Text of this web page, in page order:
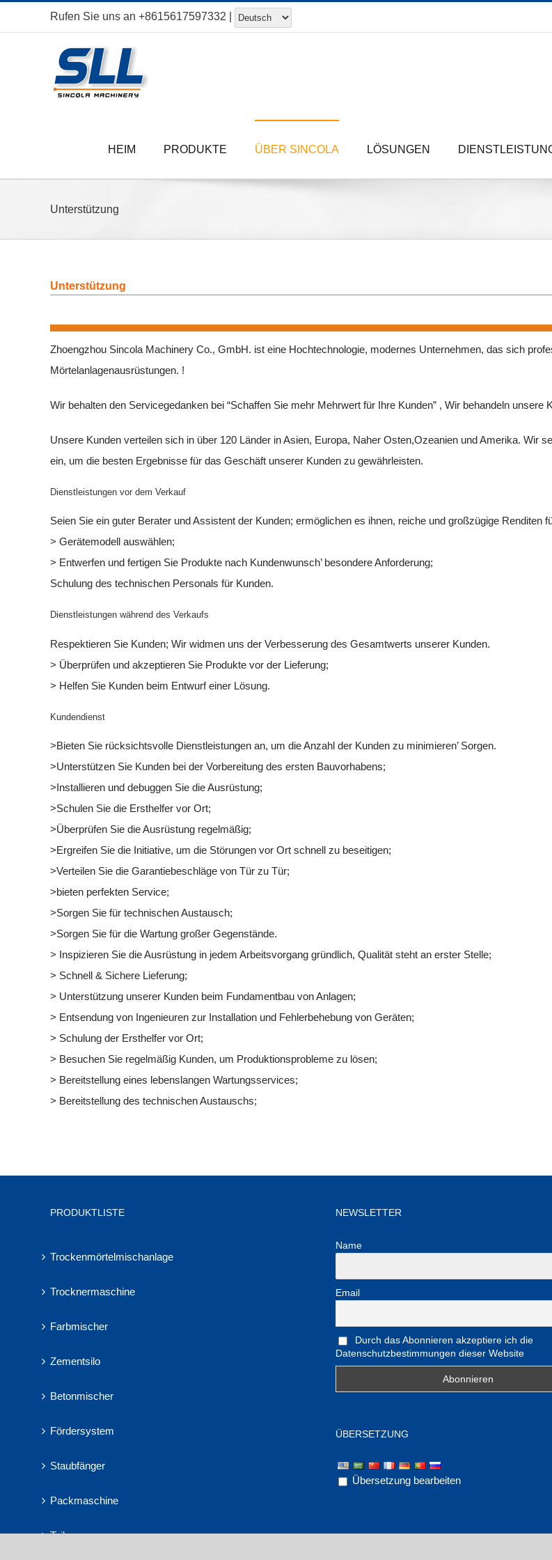
Inhalt
Rufen Sie uns an +8615617597332
HEIM PRODUKTE ÜBER SINCOLA LÖSUNGEN
Unterstützung
Unterstützung
Zhoengzhou Sincola Machinery Co., GmbH. ist eine Hochtechnologie, modernes Unternehmen, das sich
Mörtelanlagenausrüstungen. !
Wir behalten den Servicegedanken bei “Schaffen Sie mehr Mehrwert für Ihre Kunden” , Wir behandeln
Unsere Kunden verteilen sich in über 120 Länder in Asien, Europa, Naher Osten,Ozeanien und Amerika. Wir
ein, um die besten Ergebnisse für das Geschäft unserer Kunden zu gewährleisten.
Dienstleistungen vor dem Verkauf
Seien Sie ein guter Berater und Assistent der Kunden; ermöglichen es ihnen, reiche und großzügige Renditen
> Gerätemodell auswählen;
> Entwerfen und fertigen Sie Produkte nach Kundenwunsch’ besondere Anforderung;
Schulung des technischen Personals für Kunden.
Dienstleistungen während des Verkaufs
Respektieren Sie Kunden; Wir widmen uns der Verbesserung des Gesamtwerts unserer Kunden.
> Überprüfen und akzeptieren Sie Produkte vor der Lieferung;
> Helfen Sie Kunden beim Entwurf einer Lösung.
Kundendienst
>Bieten Sie rücksichtsvolle Dienstleistungen an, um die Anzahl der Kunden zu minimieren’ Sorgen.
>Unterstützen Sie Kunden bei der Vorbereitung des ersten Bauvorhabens;
>Installieren und debuggen Sie die Ausrüstung;
>Schulen Sie die Ersthelfer vor Ort;
>Überprüfen Sie die Ausrüstung regelmäßig;
>Ergreifen Sie die Initiative, um die Störungen vor Ort schnell zu beseitigen;
>Verteilen Sie die Garantiebeschläge von Tür zu Tür;
>bieten perfekten Service;
>Sorgen Sie für technischen Austausch;
>Sorgen Sie für die Wartung großer Gegenstände.
> Inspizieren Sie die Ausrüstung in jedem Arbeitsvorgang gründlich, Qualität steht an erster Stelle;
> Schnell & Sichere Lieferung;
> Unterstützung unserer Kunden beim Fundamentbau von Anlagen;
> Entsendung von Ingenieuren zur Installation und Fehlerbehebung von Geräten;
> Schulung der Ersthelfer vor Ort;
> Besuchen Sie regelmäßig Kunden, um Produktionsprobleme zu lösen;
> Bereitstellung eines lebenslangen Wartungsservices;
> Bereitstellung des technischen Austauschs;
PRODUKTLISTE
Trockenmörtelmischanlage
Trocknermaschine
Farbmischer
Zementsilo
Betonmischer
Fördersystem
Staubfänger
Packmaschine
Teil
NEWSLETTER
Name
Email
Durch das Abonnieren akzeptiere ich die
Datenschutzbestimmungen dieser Website
ÜBERSETZUNG
Übersetzung bearbeiten